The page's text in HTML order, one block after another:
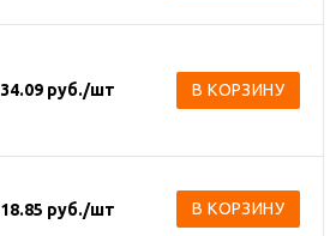
34.09 руб./шт В КОРЗИНУ
18.85 руб./шт В КОРЗИНУ